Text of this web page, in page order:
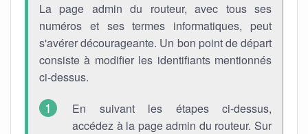
La page admin du routeur, avec tous ses
numéros et ses termes informatiques, peut
s'avérer décourageante. Un bon point de départ
consiste à modifier les identifiants mentionnés
ci-dessus.
En suivant les étapes ci-dessus,
accédez à la page admin du routeur. Sur